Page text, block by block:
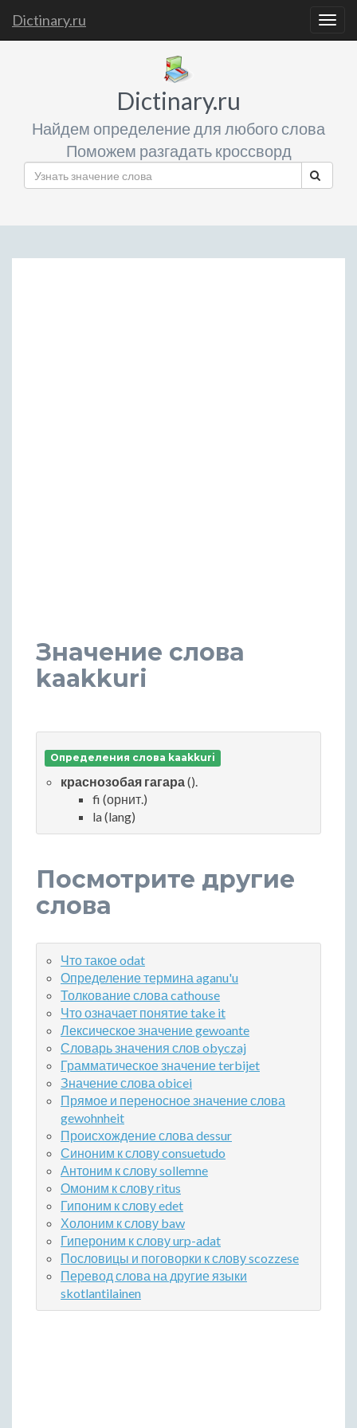
Dictinary.ru
Dictinary.ru
Найдем определение для любого слова
Поможем разгадать кроссворд
Значение слова
kaakkuri
Определения слова kaakkuri
краснозобая гагара().
fi (орнит.)
la (lang)
Посмотрите другие
слова
Что такое odat
Определение термина aganu'u
Толкование слова cathouse
Что означает понятие take it
Лексическое значение gewoante
Словарь значения слов obyczaj
Грамматическое значение terbijet
Значение слова obicei
Прямое и переносное значение слова
gewohnheit
Происхождение слова dessur
Синоним к слову consuetudo
Антоним к слову sollemne
Омоним к слову ritus
Гипоним к слову edet
Холоним к слову baw
Гипероним к слову urp-adat
Пословицы и поговорки к слову scozzese
Перевод слова на другие языки
skotlantilainen